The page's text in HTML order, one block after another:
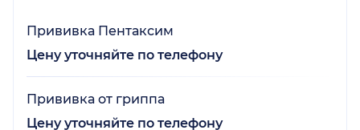
Прививка Пентаксим
Цену уточняйте по телефону
Прививка от гриппа
Цену уточняйте по телефону